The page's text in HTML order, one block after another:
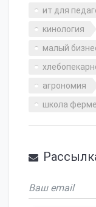
ит для
кинология
малый
агрономия
школа